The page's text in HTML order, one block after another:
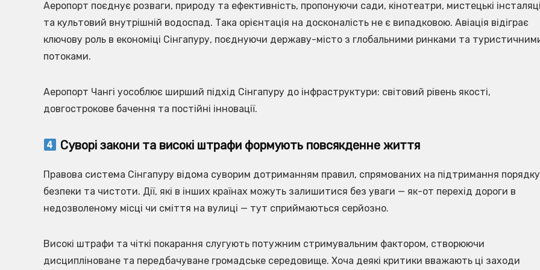
Аеропорт поєднує розваги, природу та ефективність, пропонуючи сади, кінотеатри, мистецькі
та культовий внутрішній водоспад. Така орієнтація на досконалість не є випадковою. Авіація відіграє
ключову роль в економіці Сінгапуру, поєднуючи державу-місто з глобальними ринками та
потоками.
Аеропорт Чангі уособлює ширший підхід Сінгапуру до інфраструктури: світовий рівень якості,
довгострокове бачення та постійні інновації.
Суворі закони та високі штрафи формують повсякденне життя
Правова система Сінгапуру відома суворим дотриманням правил, спрямованих на підтримання
безпеки та чистоти. Дії, які в інших країнах можуть залишитися без уваги — як-от перехід дороги в
недозволеному місці чи сміття на вулиці — тут сприймаються серйозно.
Високі штрафи та чіткі покарання слугують потужним стримувальним фактором, створюючи
дисципліноване та передбачуване громадське середовище. Хоча деякі критики вважають ці заходи